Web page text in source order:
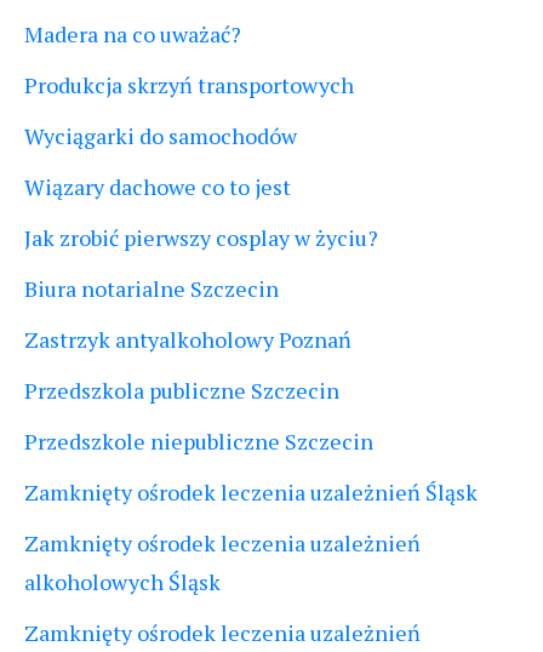
Madera na co uważać?
Produkcja skrzyń transportowych
Wyciągarki do samochodów
Wiązary dachowe co to jest
Jak zrobić pierwszy cosplay w życiu?
Biura notarialne Szczecin
Zastrzyk antyalkoholowy Poznań
Przedszkola publiczne Szczecin
Przedszkole niepubliczne Szczecin
Zamknięty ośrodek leczenia uzależnień Śląsk
Zamknięty ośrodek leczenia uzależnień
alkoholowych Śląsk
Zamknięty ośrodek leczenia uzależnień